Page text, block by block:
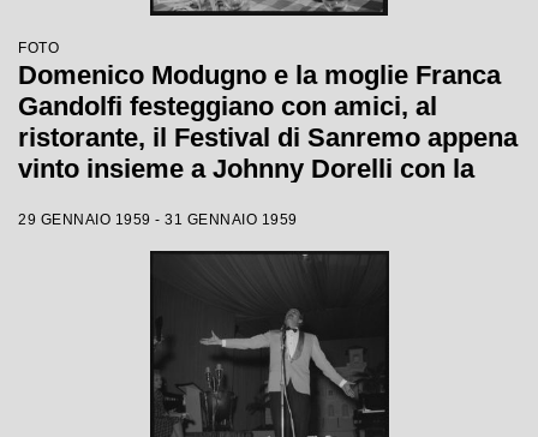
FOTO
Domenico Modugno e la moglie Franca
Gandolfi festeggiano con amici, al
ristorante, il Festival di Sanremo appena
vinto insieme a Johnny Dorelli con la
29 GENNAIO 1959 - 31 GENNAIO 1959